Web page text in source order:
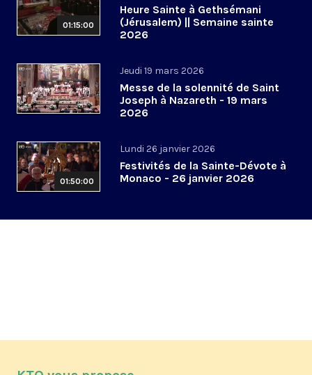
01:15:00
Heure Sainte à Gethsémani
(Jérusalem) || Semaine sainte
2026
Jeudi 19 mars 2026
Messe de la solennité de Saint
Joseph à Nazareth - 19 mars
2026
01:50:00
Lundi 26 janvier 2026
Festivités de la Sainte-Dévote à
Monaco - 26 janvier 2026